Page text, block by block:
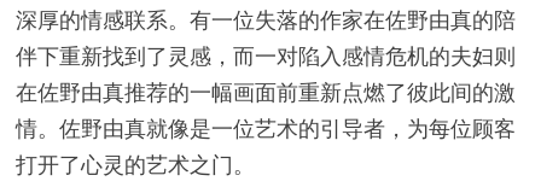
深厚的情感联系。有一位失落的作家在佐野由真的陪
伴下重新找到了灵感，而一对陷入感情危机的夫妇则
在佐野由真推荐的一幅画面前重新点燃了彼此间的激
情。佐野由真就像是一位艺术的引导者，为每位顾客
打开了心灵的艺术之门。